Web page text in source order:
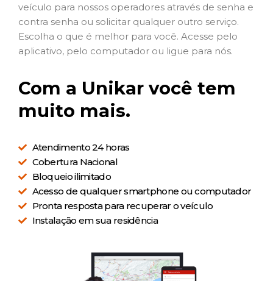
veículo para nossos operadores através de senha e
contra senha ou solicitar qualquer outro serviço.
Escolha o que é melhor para você. Acesse pelo
aplicativo, pelo computador ou ligue para nós.
Com a Unikar você tem
muito mais.
Atendimento 24 horas
Cobertura Nacional
Bloqueio ilimitado
Acesso de qualquer smartphone ou computador
Pronta resposta para recuperar o veículo
Instalação em sua residência